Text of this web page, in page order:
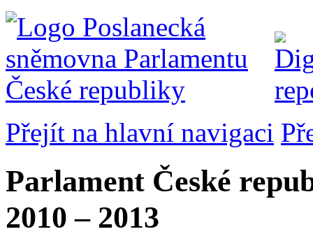
Přejít na hlavní navigaci
Parlament České
2010 – 2013